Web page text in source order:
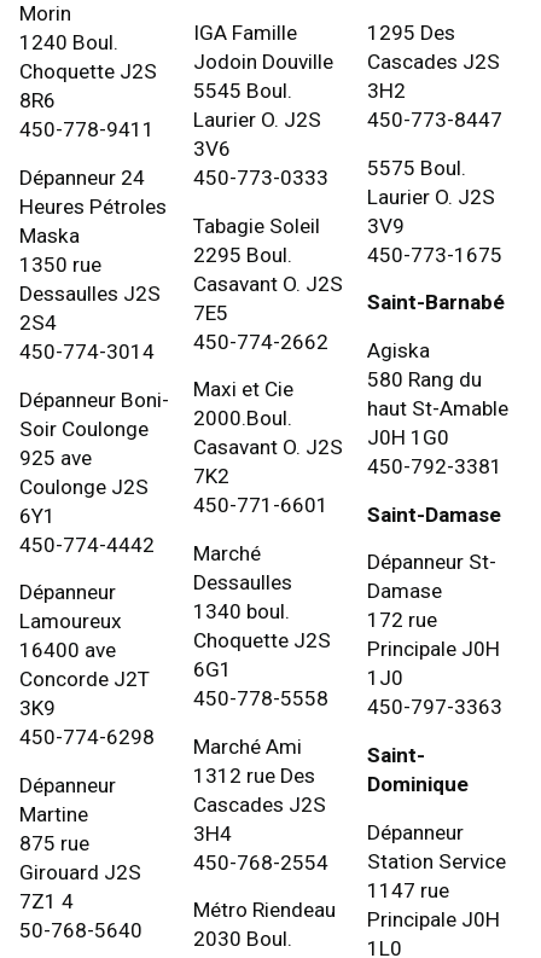
Morin
1240 Boul.
Choquette J2S
8R6
450-778-9411
Dépanneur 24
Heures Pétroles
Maska
1350 rue
Dessaulles J2S
2S4
450-774-3014
Dépanneur Boni-
Soir Coulonge
925 ave
Coulonge J2S
6Y1
450-774-4442
Dépanneur
Lamoureux
16400 ave
Concorde J2T
3K9
450-774-6298
Dépanneur
Martine
875 rue
Girouard J2S
7Z1 4
50-768-5640
IGA Famille
Jodoin Douville
5545 Boul.
Laurier O. J2S
3V6
450-773-0333
Tabagie Soleil
2295 Boul.
Casavant O. J2S
7E5
450-774-2662
Maxi et Cie
2000.Boul.
Casavant O. J2S
7K2
450-771-6601
Marché
Dessaulles
1340 boul.
Choquette J2S
6G1
450-778-5558
Marché Ami
1312 rue Des
Cascades J2S
3H4
450-768-2554
Métro Riendeau
2030 Boul.
1295 Des
Cascades J2S
3H2
450-773-8447
5575 Boul.
Laurier O. J2S
3V9
450-773-1675
Saint-Barnabé
Agiska
580 Rang du
haut St-Amable
J0H 1G0
450-792-3381
Saint-Damase
Dépanneur St-
Damase
172 rue
Principale J0H
1J0
450-797-3363
Saint-
Dominique
Dépanneur
Station Service
1147 rue
Principale J0H
1L0